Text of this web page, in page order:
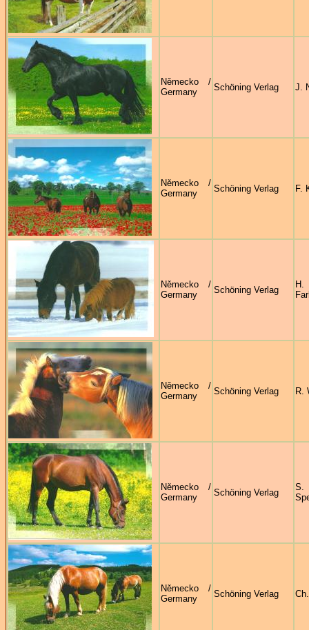
Německo /
Germany
Schöning Verlag J.
Německo /
Germany
Schöning Verlag F.
Německo /
Germany
Schöning Verlag
H.
Německo /
Germany
Schöning Verlag R.
Německo /
Germany
Schöning Verlag
S.
Německo /
Germany
Schöning Verlag